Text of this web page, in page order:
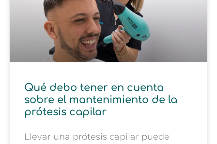
Qué debo tener en cuenta
sobre el mantenimiento de la
prótesis capilar
Llevar una prótesis capilar puede